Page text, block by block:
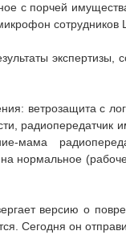
с порчей
сотрудников
экспертизы,
ветрозащита с
радиопередатчик
мама
нормальное
версию о
Сегодня он